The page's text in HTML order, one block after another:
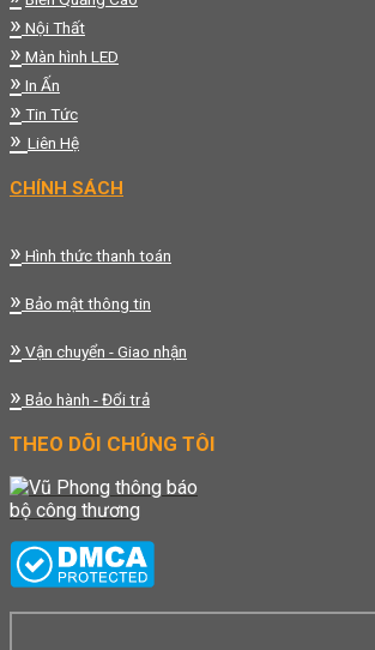
» Nội Thất
» Màn hình LED
» In Ấn
» Tin Tức
» Liên Hệ
CHÍNH SÁCH
» Hình thức thanh toán
» Bảo mật thông tin
» Vận chuyển - Giao nhận
» Bảo hành - Đổi trả
THEO DÕI CHÚNG TÔI